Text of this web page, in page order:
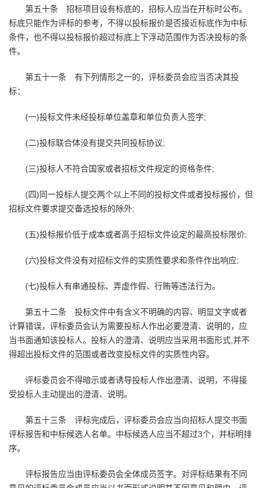
第五十条 招标项目设有标底的，招标人应当在开标时公布。
标底只能作为评标的参考，不得以投标报价是否接近标底作为中标
条件，也不得以投标报价超过标底上下浮动范围作为否决投标的条
件。
第五十一条 有下列情形之一的，评标委员会应当否决其投
标：
(一)投标文件未经投标单位盖章和单位负责人签字;
(二)投标联合体没有提交共同投标协议;
(三)投标人不符合国家或者招标文件规定的资格条件;
(四)同一投标人提交两个以上不同的投标文件或者投标报价，但
招标文件要求提交备选投标的除外;
(五)投标报价低于成本或者高于招标文件设定的最高投标限价;
(六)投标文件没有对招标文件的实质性要求和条件作出响应;
(七)投标人有串通投标、弄虚作假、行贿等违法行为。
第五十二条 投标文件中有含义不明确的内容、明显文字或者
计算错误，评标委员会认为需要投标人作出必要澄清、说明的，应
当书面通知该投标人。投标人的澄清、说明应当采用书面形式,并不
得超出投标文件的范围或者改变投标文件的实质性内容。
评标委员会不得暗示或者诱导投标人作出澄清、说明，不得接
受投标人主动提出的澄清、说明。
第五十三条 评标完成后，评标委员会应当向招标人提交书面
评标报告和中标候选人名单。中标候选人应当不超过3个，并标明排
序。
评标报告应当由评标委员会全体成员签字。对评标结果有不同